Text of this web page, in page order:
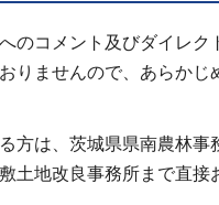
のコメント及びダイレク
りませんので、あらかじ
方は、茨城県県南農林事
土地改良事務所まで直接